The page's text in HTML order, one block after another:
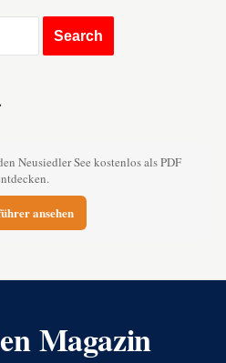
Neusiedler See kostenlos als PDF
ansehen
Magazin